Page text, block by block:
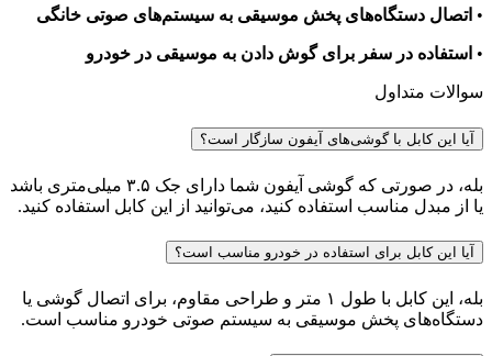
• اتصال دستگاه‌های پخش موسیقی به سیستم‌های صوتی خانگی
• استفاده در سفر برای گوش دادن به موسیقی در خودرو
سوالات متداول
آیا این کابل با گوشی‌های آیفون سازگار است؟
بله، در صورتی که گوشی آیفون شما دارای جک ۳.۵ میلی‌متری باشد
یا از مبدل مناسب استفاده کنید، می‌توانید از این کابل استفاده کنید.
آیا این کابل برای استفاده در خودرو مناسب است؟
بله، این کابل با طول ۱ متر و طراحی مقاوم، برای اتصال گوشی یا
دستگاه‌های پخش موسیقی به سیستم صوتی خودرو مناسب است.